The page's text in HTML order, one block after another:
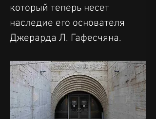
который теперь несет
наследие его основателя
Джерарда Л. Гафесчяна.